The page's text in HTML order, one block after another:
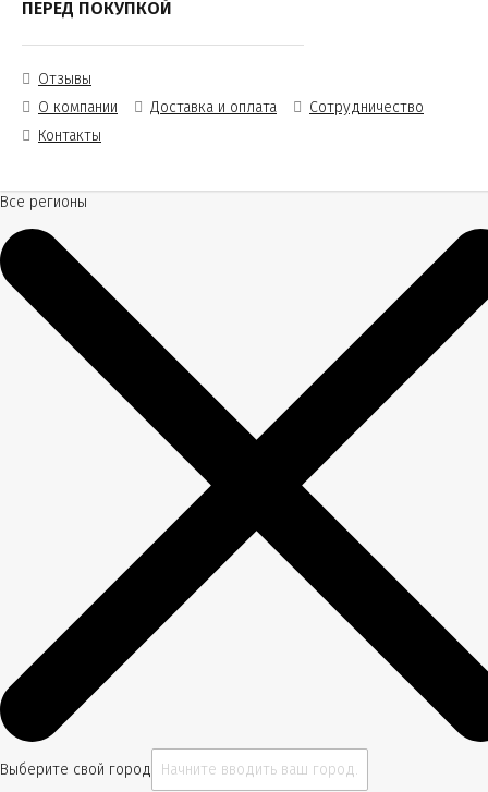
ПЕРЕД ПОКУПКОЙ
Отзывы
О компании
Доставка и оплата
Сотрудничество
Контакты
Все регионы
Выберите свой город